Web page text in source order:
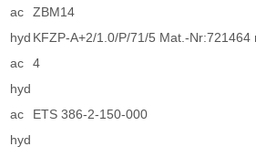
ac
ZBM14
hyd
ac
KFZP-A+2/1.0/P/71/5 Mat.-Nr:721464
4
hyd
ac
ETS 386-2-150-000
hyd